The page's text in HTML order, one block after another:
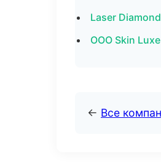
Laser
ООО Skin
← Все